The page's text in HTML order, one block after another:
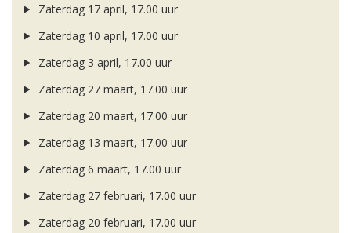
Zaterdag 17 april, 17.00 uur
Zaterdag 10 april, 17.00 uur
Zaterdag 3 april, 17.00 uur
Zaterdag 27 maart, 17.00 uur
Zaterdag 20 maart, 17.00 uur
Zaterdag 13 maart, 17.00 uur
Zaterdag 6 maart, 17.00 uur
Zaterdag 27 februari, 17.00 uur
Zaterdag 20 februari, 17.00 uur